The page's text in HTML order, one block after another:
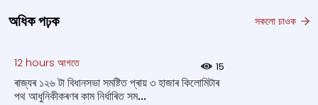
অধিক পঢ়ক সকলো চাওক
12 hours আগতে 15
ৰাজ্যৰ ১২৬ টা বিধানসভা সমষ্টিত প্ৰায় ৩ হাজাৰ কিলোমিটাৰ
পথ আধুনিকীকৰণৰ কাম নিৰ্ধাৰিত সম...